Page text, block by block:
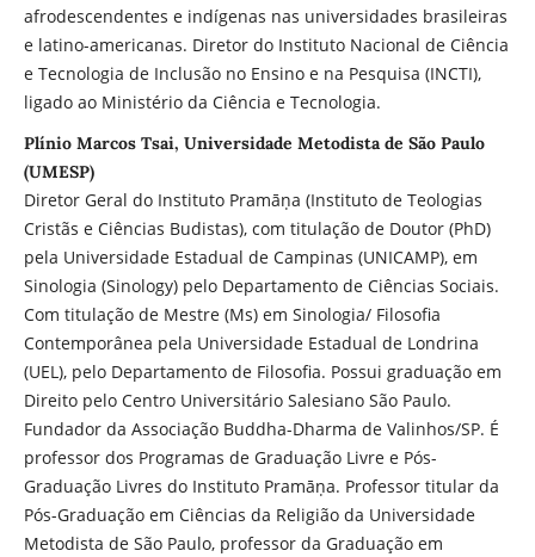
afrodescendentes e indígenas nas universidades brasileiras
e latino-americanas. Diretor do Instituto Nacional de Ciência
e Tecnologia de Inclusão no Ensino e na Pesquisa (INCTI),
ligado ao Ministério da Ciência e Tecnologia.
Plínio Marcos Tsai, Universidade Metodista de São Paulo
(UMESP)
Diretor Geral do Instituto Pramāṇa (Instituto de Teologias
Cristãs e Ciências Budistas), com titulação de Doutor (PhD)
pela Universidade Estadual de Campinas (UNICAMP), em
Sinologia (Sinology) pelo Departamento de Ciências Sociais.
Com titulação de Mestre (Ms) em Sinologia/ Filosofia
Contemporânea pela Universidade Estadual de Londrina
(UEL), pelo Departamento de Filosofia. Possui graduação em
Direito pelo Centro Universitário Salesiano São Paulo.
Fundador da Associação Buddha-Dharma de Valinhos/SP. É
professor dos Programas de Graduação Livre e Pós-
Graduação Livres do Instituto Pramāṇa. Professor titular da
Pós-Graduação em Ciências da Religião da Universidade
Metodista de São Paulo, professor da Graduação em